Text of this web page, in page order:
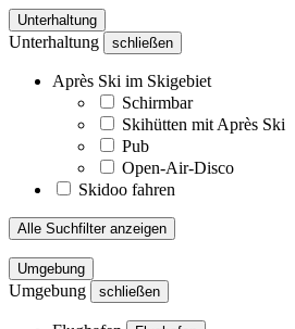
Unterhaltung
Unterhaltung schließen
Après Ski im Skigebiet
Schirmbar
Skihütten mit Après Ski
Pub
Open-Air-Disco
Skidoo fahren
Alle Suchfilter anzeigen
Umgebung
Umgebung schließen